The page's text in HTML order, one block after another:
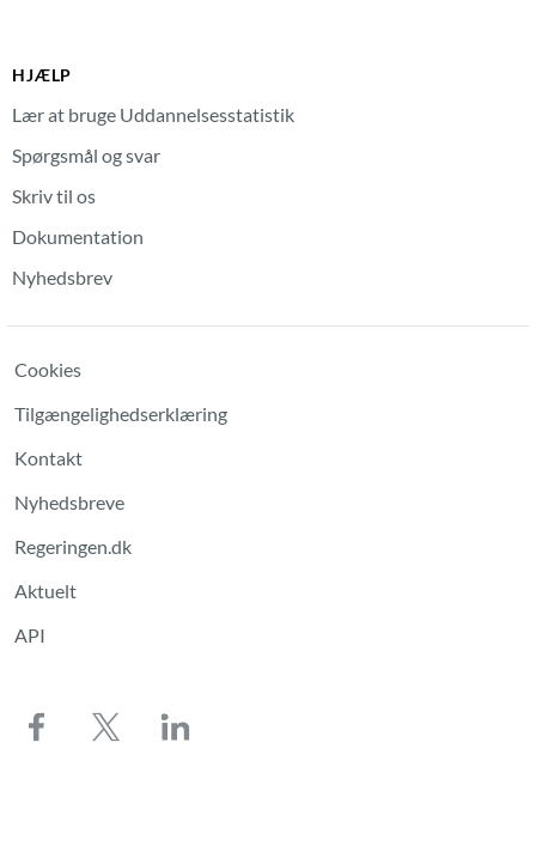
HJÆLP
Lær at bruge Uddannelsesstatistik
Spørgsmål og svar
Skriv til os
Dokumentation
Nyhedsbrev
Cookies
Tilgængelighedserklæring
Kontakt
Nyhedsbreve
Regeringen.dk
Aktuelt
API